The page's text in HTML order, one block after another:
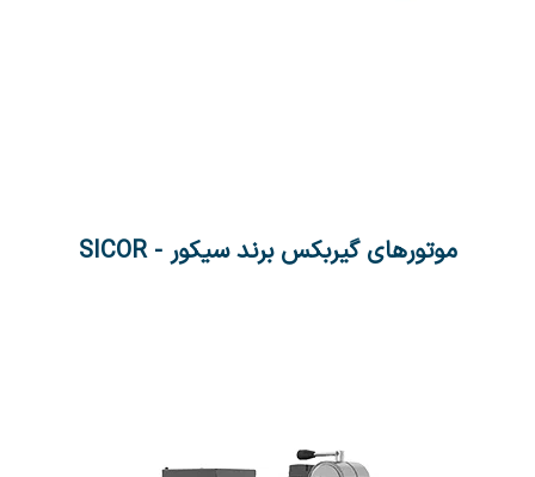
موتورهای گیربکس برند سیکور - SICOR